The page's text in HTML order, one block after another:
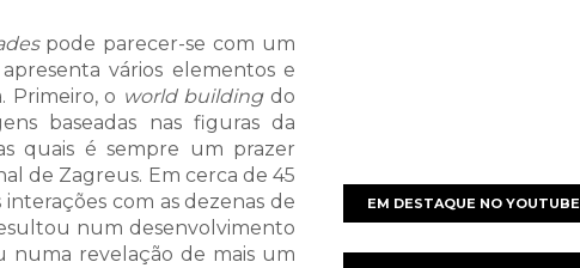
pode parecer-se com um
vários elementos e
Primeiro, o world buildingdo
baseadas nas figuras da
quais é sempre um prazer
de Zagreus. Em cerca de 45
com as dezenas de
num desenvolvimento
numa revelação de mais um
EM DESTAQUE NO YOUTUBE